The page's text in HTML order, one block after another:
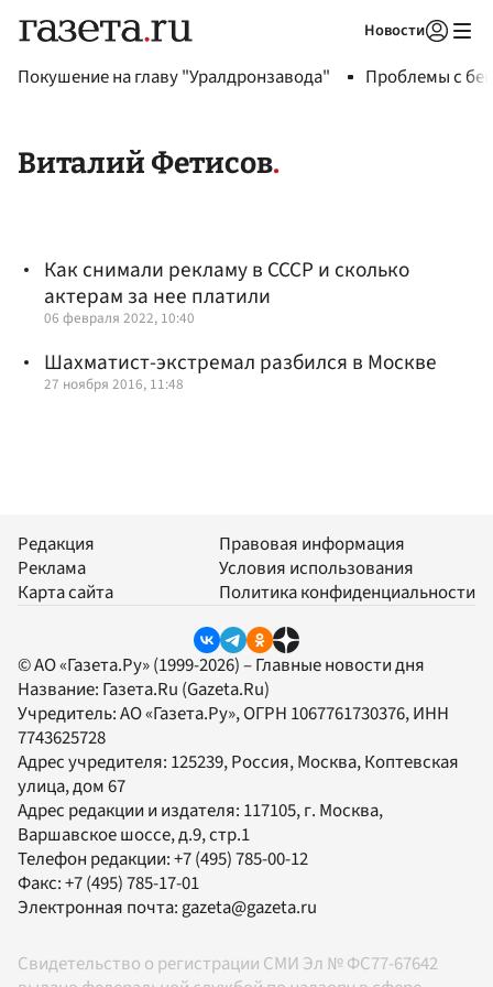
Новости
Покушение на главу "Уралдронзавода" Проблемы с
Виталий Фетисов
Как снимали рекламу в СССР и сколько
актерам за нее платили
06 февраля 2022, 10:40
Шахматист-экстремал разбился в Москве
27 ноября 2016, 11:48
Редакция
Реклама
Карта сайта
Правовая информация
Условия использования
Политика конфиденциальности
© АО «Газета.Ру» (1999-2026) – Главные новости дня
Название: Газета.Ru (Gazeta.Ru)
Учредитель:АО «Газета.Ру», ОГРН 1067761730376, ИНН
7743625728
Адрес учредителя: 125239, Россия, Москва, Коптевская
улица, дом 67
Адрес редакции и издателя: 117105, г. Москва,
Варшавское шоссе, д.9, стр.1
Телефон редакции:+7 (495) 785-00-12
Факс:+7 (495) 785-17-01
Электронная почта:gazeta@gazeta.ru
Свидетельство о регистрации СМИ Эл № ФС77-67642